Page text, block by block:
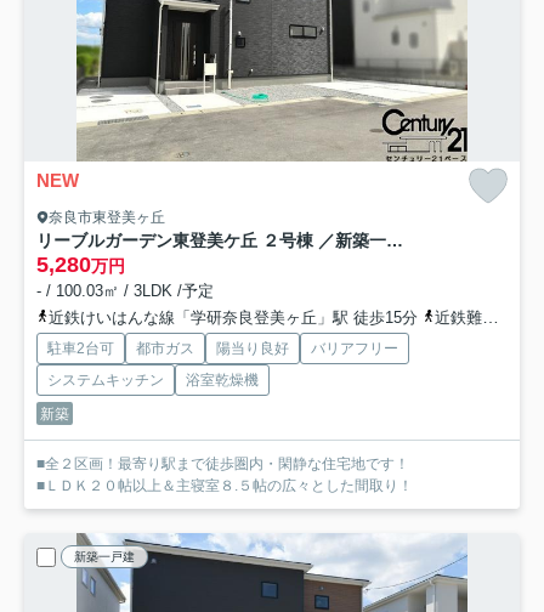
NEW
奈良市東登美ヶ丘
リーブルガーデン東登美ケ丘 ２号棟 ／新築一戸建
5,280万円
- / 100.03㎡ / 3LDK /予定
近鉄けいはんな線「学研奈良登美ヶ丘」駅 徒歩15分
近鉄難波・奈良線「菖蒲池」駅 徒歩35分
駐車2台可 都市ガス 陽当り良好
バリアフリー
システムキッチン
浴室乾燥機
新築
■全２区画！最寄り駅まで徒歩圏内・閑静な住宅地です！
■ＬＤＫ２０帖以上＆主寝室８.５帖の広々とした間取り！
新築一戸建